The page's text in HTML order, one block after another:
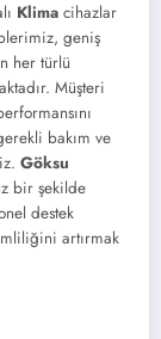
Klima cihazlar
geniş
her türlü
Müşteri
bakım ve
Göksu
bir şekilde
destek
artırmak